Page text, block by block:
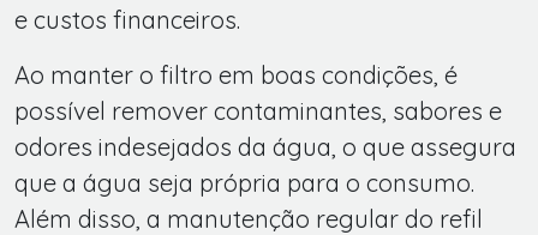
e custos financeiros.
Ao manter o filtro em boas condições, é
possível remover contaminantes, sabores e
odores indesejados da água, o que assegura
que a água seja própria para o consumo.
Além disso, a manutenção regular do refil